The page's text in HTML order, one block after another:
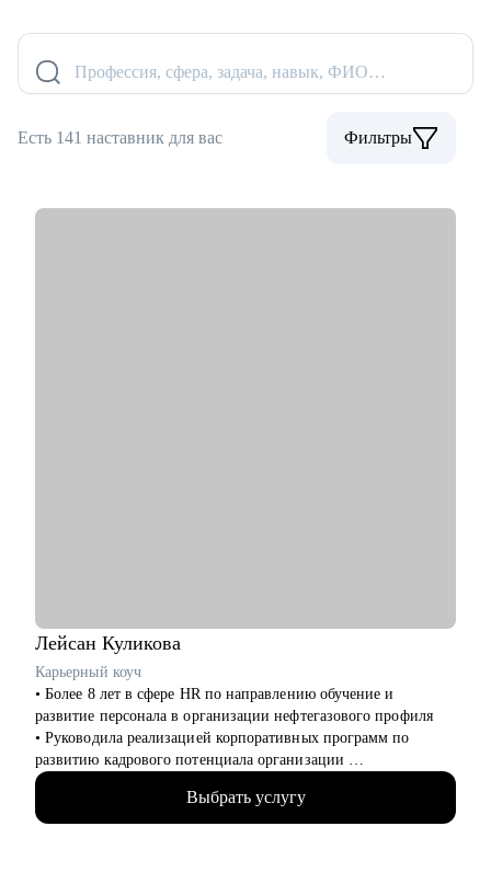
Профессия, сфера, задача, навык, ФИО…
Есть 141 наставник для вас Фильтры
Лейсан Куликова
Карьерный коуч
• Более 8 лет в сфере HR по направлению обучение и
развитие персонала в организации нефтегазового профиля
• Руководила реализацией корпоративных программ по
развитию кадрового потенциала организации
• В карьерном коучинге с 2023, провела более 125 часов
коучинговой и консалтинговой деятельности в теме развития
карьеры
Выбрать услугу